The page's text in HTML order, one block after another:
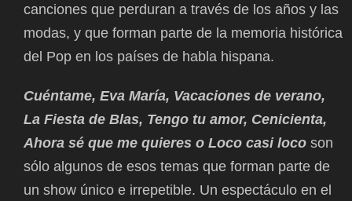
canciones que perduran a través de los años y las
modas, y que forman parte de la memoria histórica
del Pop en los países de habla hispana.
Cuéntame, Eva María, Vacaciones de verano,
La Fiesta de Blas, Tengo tu amor, Cenicienta,
Ahora sé que me quieres o Loco casi loco son
sólo algunos de esos temas que forman parte de
un show único e irrepetible. Un espectáculo en el